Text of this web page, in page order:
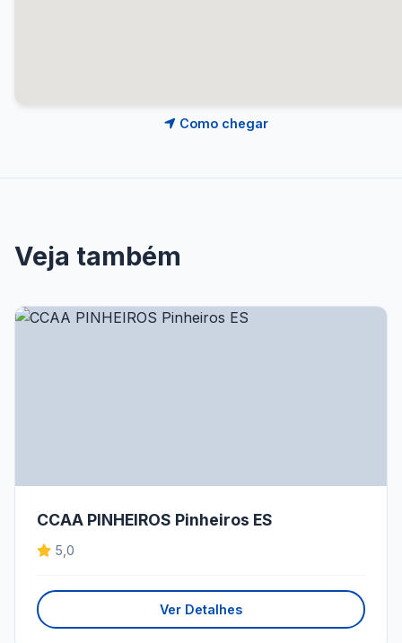
Como chegar
Veja também
CCAA PINHEIROS Pinheiros ES
5,0
Ver Detalhes